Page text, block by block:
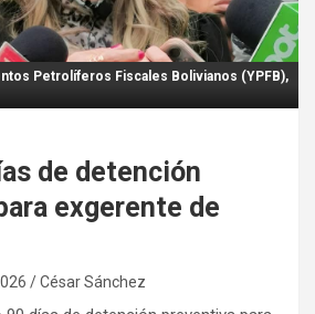
Petrolíferos Fiscales Bolivianos (YPFB),
de detención
exgerente de
/ César Sánchez